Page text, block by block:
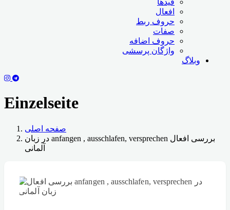
افعال
حروف ربط
صفات
حروف اضافه
واژگان پرسشی
وبلاگ
Einzelseite
صفحه اصلی
بررسی افعال anfangen , ausschlafen, versprechen در زبان
آلمانی